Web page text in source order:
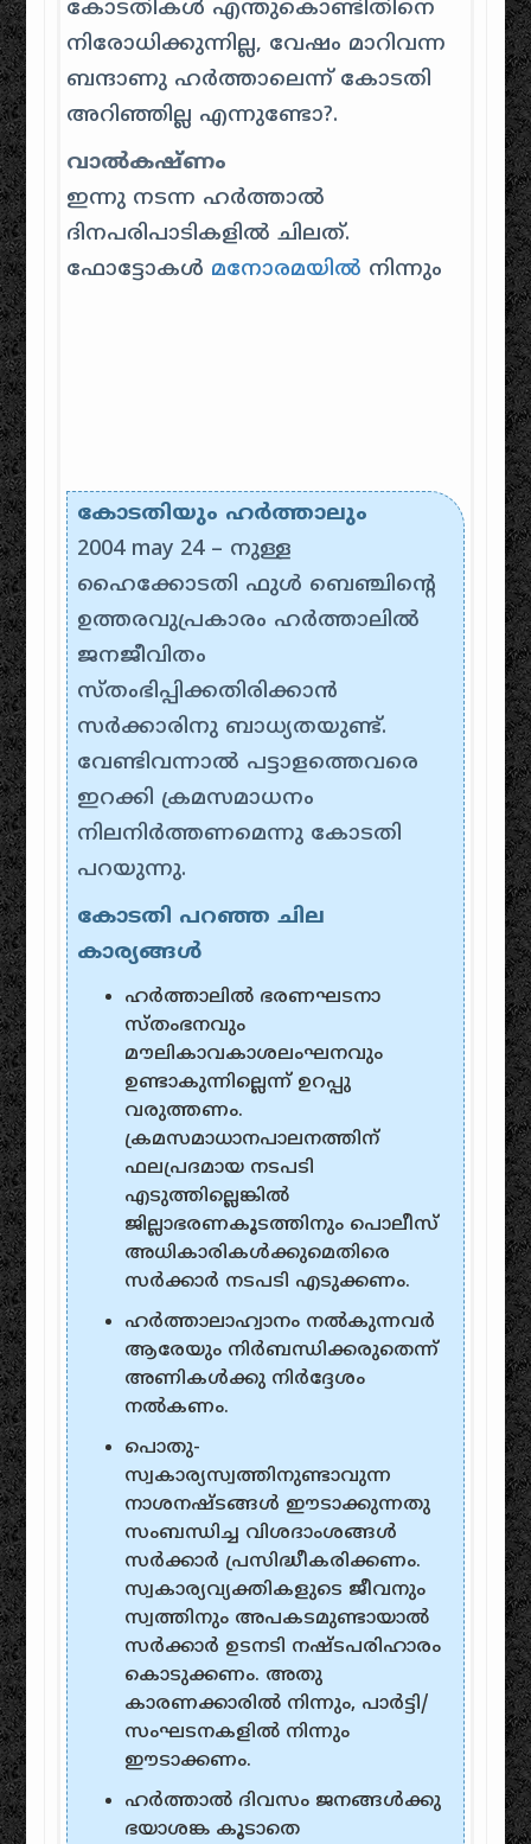
കോടതികള്‍‌ എന്തുകൊണ്ടിതിനെ
നിരോധിക്കുന്നില്ല, വേഷം‌ മാറിവന്ന
ബന്ദാണു ഹര്‍‌ത്താലെന്ന്‌ കോടതി
അറിഞ്ഞില്ല എന്നുണ്ടോ?.
വാല്‍‌കഷ്‌ണം
ഇന്നു നടന്ന ഹര്‍‌ത്താല്‍‌
ദിനപരിപാടികളില്‍‌ ചിലത്‌.
ഫോട്ടോകള്‍‌ മനോരമയില്‍‌ നിന്നും‌
കോടതിയും‌ ഹര്‍‌ത്താലും‌
2004 may 24 – നുള്ള
ഹൈക്കോടതി ഫുള്‍‌ ബെഞ്ചിന്റെ
ഉത്തരവുപ്രകാരം‌ ഹര്‍‌ത്താലില്‍‌
ജനജീവിതം‌
സ്തം‌ഭിപ്പിക്കതിരിക്കാന്‍‌
സര്‍‌ക്കാരിനു ബാധ്യതയുണ്ട്‌.
വേണ്ടിവന്നാല്‍‌ പട്ടാളത്തെവരെ
ഇറക്കി ക്രമസമാധനം‌
നിലനിര്‍‌ത്തണമെന്നു കോടതി
പറയുന്നു.
കോടതി പറഞ്ഞ ചില
കാര്യങ്ങള്‍‌
ഹര്‍‌ത്താലില്‍‌ ഭരണഘടനാ
സ്തം‌ഭനവും‌
മൗലികാവകാശലംഘനവും
ഉണ്ടാകുന്നില്ലെന്ന്‌ ഉറപ്പു
വരുത്തണം‌.
ക്രമസമാധാനപാലനത്തിന്‌
ഫലപ്രദമായ നടപടി
എടുത്തില്ലെങ്കില്‍‌
ജില്ലാഭരണകൂടത്തിനും‌ പൊലീസ്‌
അധികാരികള്‍‌ക്കുമെതിരെ
സര്‍‌ക്കാര്‍‌ നടപടി എടുക്കണം‌.
ഹര്‍ത്താലാഹ്വാനം‌ നല്‍‌കുന്നവര്‍‌
ആരേയും‌ നിര്‍‌ബന്ധിക്കരുതെന്ന്‌
അണികള്‍‌ക്കു നിര്‍‌ദ്ദേശം‌
നല്‍‌കണം‌.
പൊതു-
സ്വകാര്യസ്വത്തിനുണ്ടാവുന്ന
നാശനഷ്‌ടങ്ങള്‍‌ ഈടാക്കുന്നതു
സംബന്ധിച്ച വിശദാം‌ശങ്ങള്‍‌
സര്‍‌ക്കാര്‍‌ പ്രസിദ്ധീകരിക്കണം‌.
സ്വകാര്യവ്യക്തികളുടെ ജീവനും‌
സ്വത്തിനും‌ അപകടമുണ്ടായാല്‍‌
സര്‍‌ക്കാര്‍‌ ഉടനടി നഷ്‌ടപരിഹാരം‌
കൊടുക്കണം‌. അതു
കാരണക്കാരില്‍‌ നിന്നും‌, പാര്‍‌ട്ടി/
സം‌ഘടനകളില്‍‌ നിന്നും‌
ഈടാക്കണം‌.
ഹര്‍‌ത്താല്‍‌ ദിവസം‌ ജനങ്ങള്‍‌ക്കു
ഭയാശങ്ക കൂടാതെ